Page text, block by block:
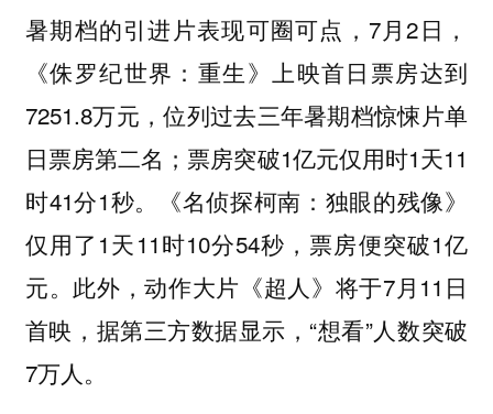
暑期档的引进片表现可圈可点，7月2日，
《侏罗纪世界：重生》上映首日票房达到
7251.8万元，位列过去三年暑期档惊悚片单
日票房第二名；票房突破1亿元仅用时1天11
时41分1秒。《名侦探柯南：独眼的残像》
仅用了1天11时10分54秒，票房便突破1亿
元。此外，动作大片《超人》将于7月11日
首映，据第三方数据显示，“想看”人数突破
7万人。